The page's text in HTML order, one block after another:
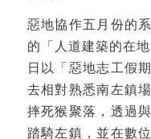
惡地協作五月份的
的「人道建築的在
日以「惡地志工假
去相對熟悉南左鎮
摔死猴聚落，透過
踏騎左鎮，並在數